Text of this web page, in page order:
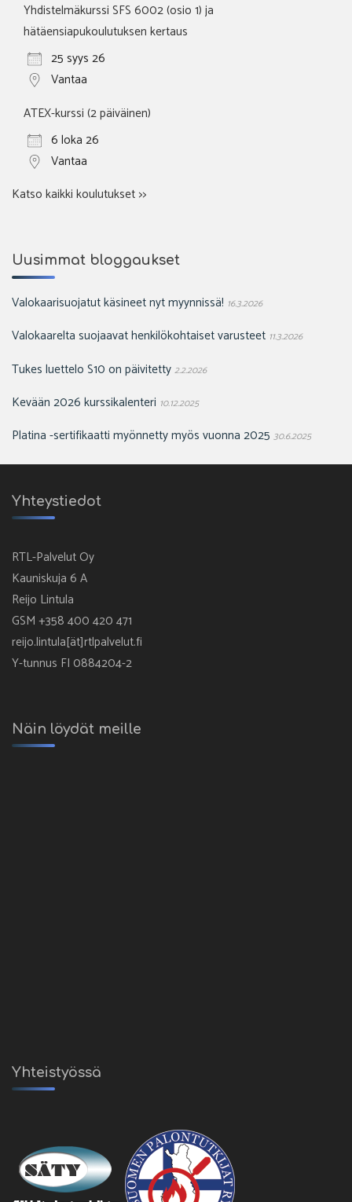
Yhdistelmäkurssi SFS 6002 (osio 1) ja
hätäensiapukoulutuksen kertaus
25 syys 26
Vantaa
ATEX-kurssi (2 päiväinen)
6 loka 26
Vantaa
Katso kaikki koulutukset >>
Uusimmat bloggaukset
Valokaarisuojatut käsineet nyt myynnissä! 16.3.2026
Valokaarelta suojaavat henkilökohtaiset varusteet 11.3.2026
Tukes luettelo S10 on päivitetty 2.2.2026
Kevään 2026 kurssikalenteri 10.12.2025
Platina -sertifikaatti myönnetty myös vuonna 2025 30.6.2025
Yhteystiedot
RTL-Palvelut Oy
Kauniskuja 6 A
Reijo Lintula
GSM +358 400 420 471
reijo.lintula[ät]rtlpalvelut.fi
Y-tunnus FI 0884204-2
Näin löydät meille
Yhteistyössä